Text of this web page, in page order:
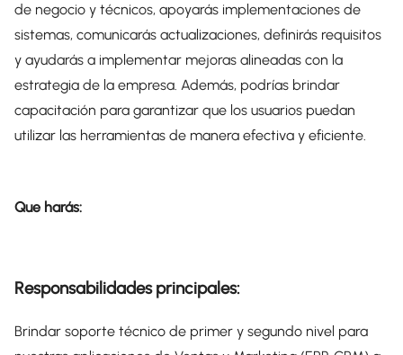
de negocio y técnicos, apoyarás implementaciones de
sistemas, comunicarás actualizaciones, definirás requisitos
y ayudarás a implementar mejoras alineadas con la
estrategia de la empresa. Además, podrías brindar
capacitación para garantizar que los usuarios puedan
utilizar las herramientas de manera efectiva y eficiente.
Que harás:
Responsabilidades principales:
Brindar soporte técnico de primer y segundo nivel para